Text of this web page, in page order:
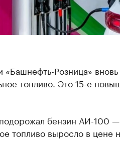
Розница»
топливо. Это 15-е
бензин АИ-100
топливо выросло в цене